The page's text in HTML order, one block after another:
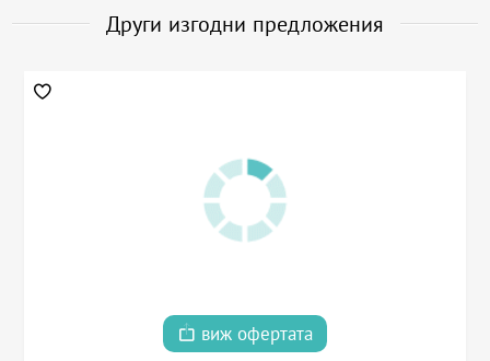
Други изгодни предложения
виж офертата